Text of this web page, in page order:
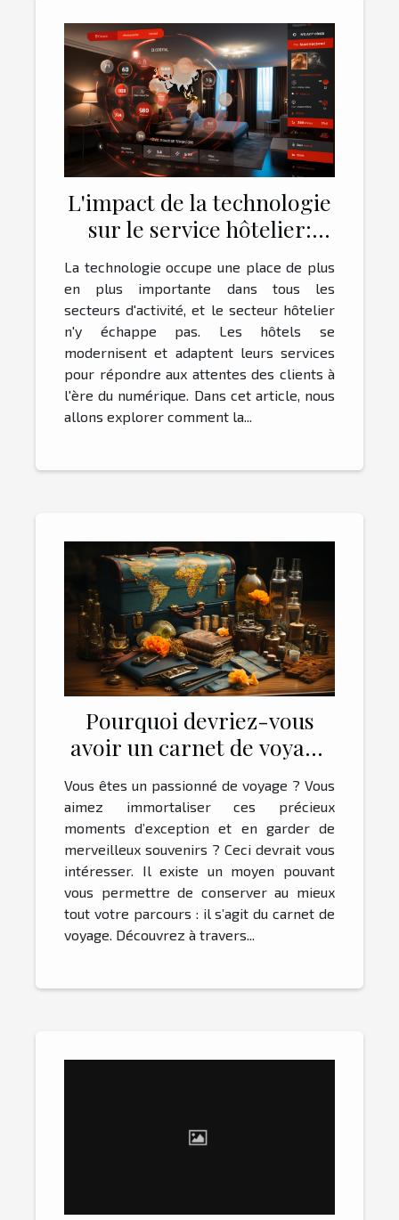
L'impact de la technologie
sur le service hôtelier:
l'exemple d'un hôtel 3
étoiles à Toulouse
La technologie occupe une place de plus
en plus importante dans tous les
secteurs d'activité, et le secteur hôtelier
n'y échappe pas. Les hôtels se
modernisent et adaptent leurs services
pour répondre aux attentes des clients à
l'ère du numérique. Dans cet article, nous
allons explorer comment la...
Pourquoi devriez-vous
avoir un carnet de voyage
Vous êtes un passionné de voyage ? Vous
aimez immortaliser ces précieux
moments d’exception et en garder de
merveilleux souvenirs ? Ceci devrait vous
intéresser. Il existe un moyen pouvant
vous permettre de conserver au mieux
tout votre parcours : il s’agit du carnet de
voyage. Découvrez à travers...